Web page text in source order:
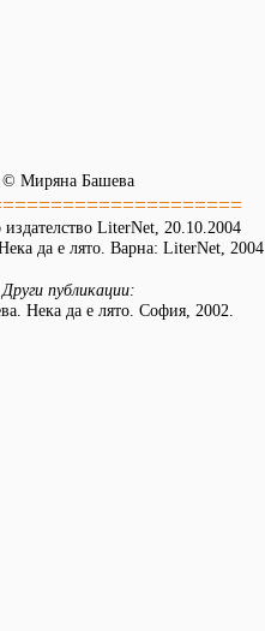
© Миряна Башева
LiterNet, 20.10.2004
да е лято. Варна: LiterNet, 2004
Други публикации:
Нека да е лято. София, 2002.